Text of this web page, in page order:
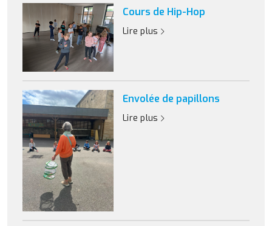
Cours de Hip-Hop
Lire plus
Envolée de papillons
Lire plus